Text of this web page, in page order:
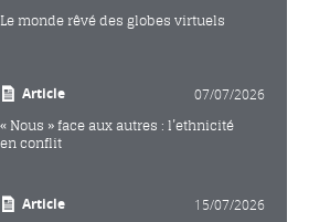
Le monde rêvé des globes virtuels
Article 07/07/2026
« Nous » face aux autres : l’ethnicité
en conflit
Article 15/07/2026